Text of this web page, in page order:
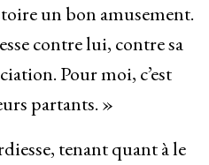
un bon amusement.
contre lui, contre sa
Pour moi, c’est
partants. »
tenant quant à le